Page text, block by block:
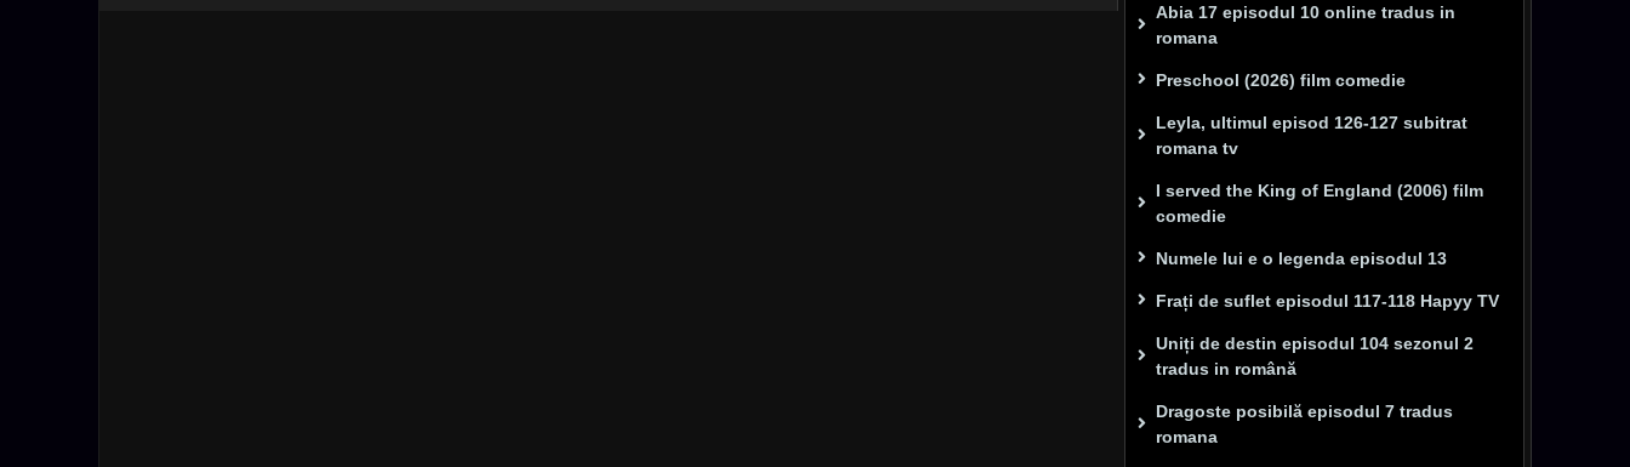
Abia 17 episodul 10 online tradus in
romana
Preschool (2026) film comedie
Leyla, ultimul episod 126-127 subitrat
romana tv
I served the King of England (2006) film
comedie
Numele lui e o legenda episodul 13
Frați de suflet episodul 117-118 Hapyy TV
Uniți de destin episodul 104 sezonul 2
tradus in română
Dragoste posibilă episodul 7 tradus
romana